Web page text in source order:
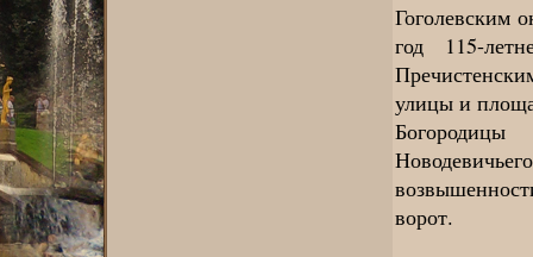
Гоголевским
год 115-
улицы и
ворот.